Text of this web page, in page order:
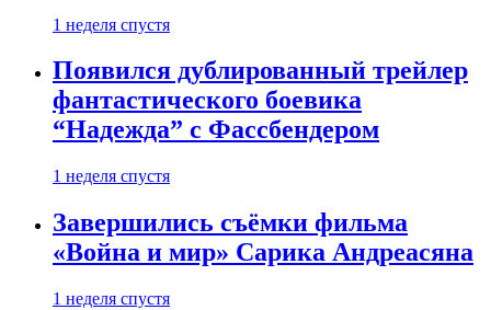
1 неделя спустя
Появился дублированный трейлер
фантастического боевика
“Надежда” с Фассбендером
1 неделя спустя
Завершились съёмки фильма
«Война и мир» Сарика Андреасяна
1 неделя спустя